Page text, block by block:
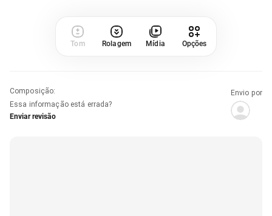
Tom Rolagem Mídia Opções
Composição:
Essa informação está errada?
Enviar revisão
Envio por